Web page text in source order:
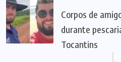
Corpos de
durante
Tocantins